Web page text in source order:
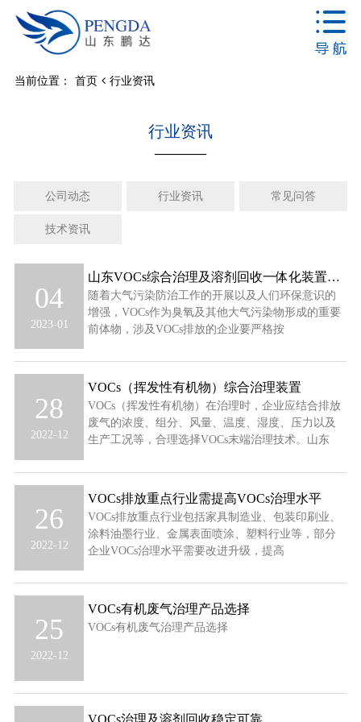
当前位置： 首页 行业资讯
行业资讯
————
公司动态 行业资讯 常见问答
技术资讯
04
2023-01
山东VOCs综合治理及溶剂回收一体化装置的应用
随着大气污染防治工作的开展以及人们环保意识的
增强，VOCs作为臭氧及其他大气污染物形成的重要
前体物，涉及VOCs排放的企业要严格按
28
2022-12
VOCs（挥发性有机物）综合治理装置
VOCs（挥发性有机物）在治理时，企业应结合排放
废气的浓度、组分、风量、温度、湿度、压力以及
生产工况等，合理选择VOCs末端治理技术。山东
26
2022-12
VOCs排放重点行业需提高VOCs治理水平
VOCs排放重点行业包括家具制造业、包装印刷业、
涂料油墨行业、金属表面喷涂、塑料行业等，部分
企业VOCs治理水平需要改进升级，提高
25
2022-12
VOCs有机废气治理产品选择
VOCs有机废气治理产品选择
VOCs治理及溶剂回收稳定可靠